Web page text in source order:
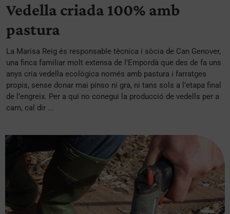
Vedella criada 100% amb
pastura
La Marisa Reig és responsable tècnica i sòcia de Can Genover,
una finca familiar molt extensa de l’Empordà que des de fa uns
anys cria vedella ecològica només amb pastura i farratges
propis, sense donar mai pinso ni gra, ni tans sols a l’etapa final
de l’engreix. Per a qui no conegui la producció de vedells per a
carn, cal dir ...